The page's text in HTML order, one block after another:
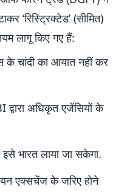
‘रिस्ट्रिक्टेड’ (सीमित)
लागू किए गए हैं:
के चांदी का आयात नहीं कर
द्वारा अधिकृत एजेंसियों के
भारत लाया जा सकेगा.
एक्सचेंज के जरिए होने